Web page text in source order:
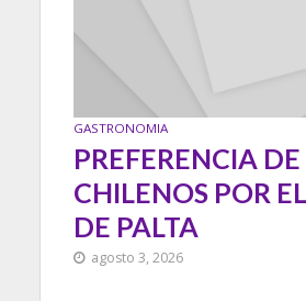
GASTRONOMIA
PREFERENCIA DE
CHILENOS POR
DE PALTA
agosto 3, 2026